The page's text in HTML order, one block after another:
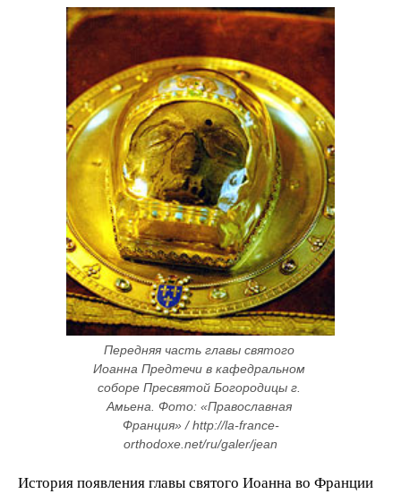
Передняя часть главы святого
Иоанна Предтечи в кафедральном
соборе Пресвятой Богородицы г.
Амьена. Фото: «Православная
Франция» / http://la-france-
orthodoxe.net/ru/galer/jean
История появления главы святого Иоанна во Франции